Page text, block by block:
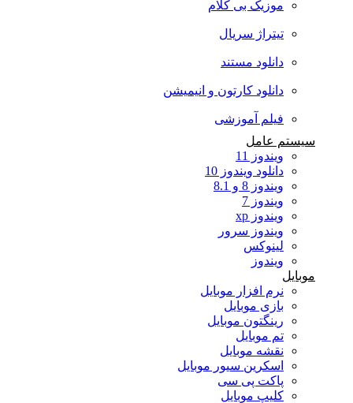
موزیک بی کلام
تیتراژ سریال
دانلود مستند
دانلود کارتون و انیمیشن
فیلم آموزشی
سیستم عامل
ویندوز 11
دانلود ویندوز 10
ویندوز 8 و 8.1
ویندوز 7
ویندوز xp
ویندوز سرور
لینوکس
ویندوز
موبایل
نرم افزار موبایل
بازی موبایل
رینگتون موبایل
تم موبایل
نقشه موبایل
اسکرین سیور موبایل
پاکت پی سی
کلیپ موبایل